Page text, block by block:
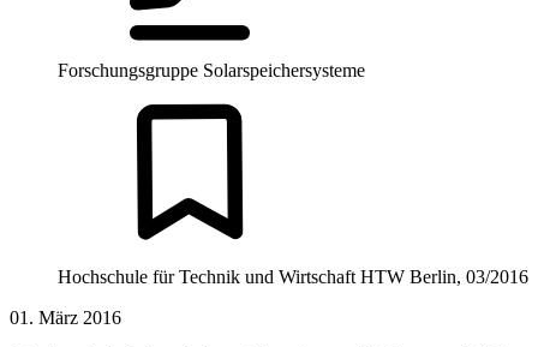
Forschungsgruppe Solarspeichersysteme
Hochschule für Technik und Wirtschaft HTW Berlin, 03/2016
01. März 2016